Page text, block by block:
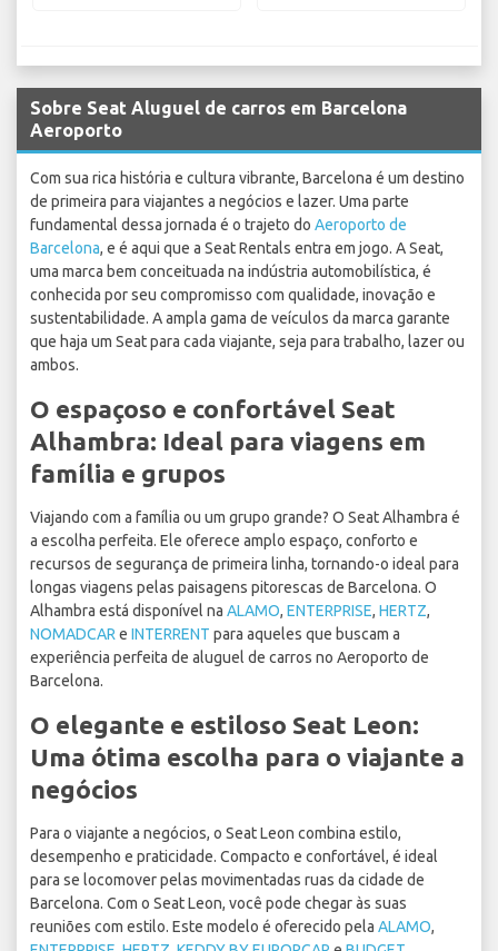
Sobre Seat Aluguel de carros em Barcelona
Aeroporto
Com sua rica história e cultura vibrante, Barcelona é um destino
de primeira para viajantes a negócios e lazer. Uma parte
fundamental dessa jornada é o trajeto do Aeroporto de
Barcelona, e é aqui que a Seat Rentals entra em jogo. A Seat,
uma marca bem conceituada na indústria automobilística, é
conhecida por seu compromisso com qualidade, inovação e
sustentabilidade. A ampla gama de veículos da marca garante
que haja um Seat para cada viajante, seja para trabalho, lazer ou
ambos.
O espaçoso e confortável Seat
Alhambra: Ideal para viagens em
família e grupos
Viajando com a família ou um grupo grande? O Seat Alhambra é
a escolha perfeita. Ele oferece amplo espaço, conforto e
recursos de segurança de primeira linha, tornando-o ideal para
longas viagens pelas paisagens pitorescas de Barcelona. O
Alhambra está disponível na ALAMO, ENTERPRISE, HERTZ,
NOMADCAR e INTERRENT para aqueles que buscam a
experiência perfeita de aluguel de carros no Aeroporto de
Barcelona.
O elegante e estiloso Seat Leon:
Uma ótima escolha para o viajante a
negócios
Para o viajante a negócios, o Seat Leon combina estilo,
desempenho e praticidade. Compacto e confortável, é ideal
para se locomover pelas movimentadas ruas da cidade de
Barcelona. Com o Seat Leon, você pode chegar às suas
reuniões com estilo. Este modelo é oferecido pela ALAMO,